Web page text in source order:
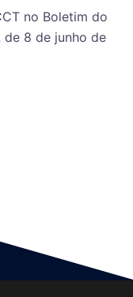
no Boletim do
de 8 de junho de